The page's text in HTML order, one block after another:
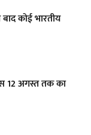
कोई भारतीय
12 अगस्त तक का